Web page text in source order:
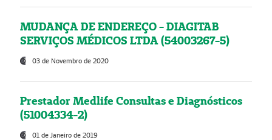
MUDANÇA DE ENDEREÇO - DIAGITAB
SERVIÇOS MÉDICOS LTDA (54003267-5)
03 de Novembro de 2020
Prestador Medlife Consultas e Diagnósticos
(51004334-2)
01 de Janeiro de 2019